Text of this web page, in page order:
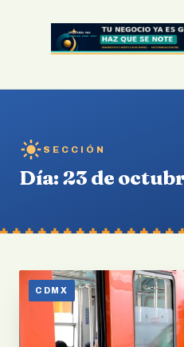
SECCIÓN
Día: 23 de
CDMX